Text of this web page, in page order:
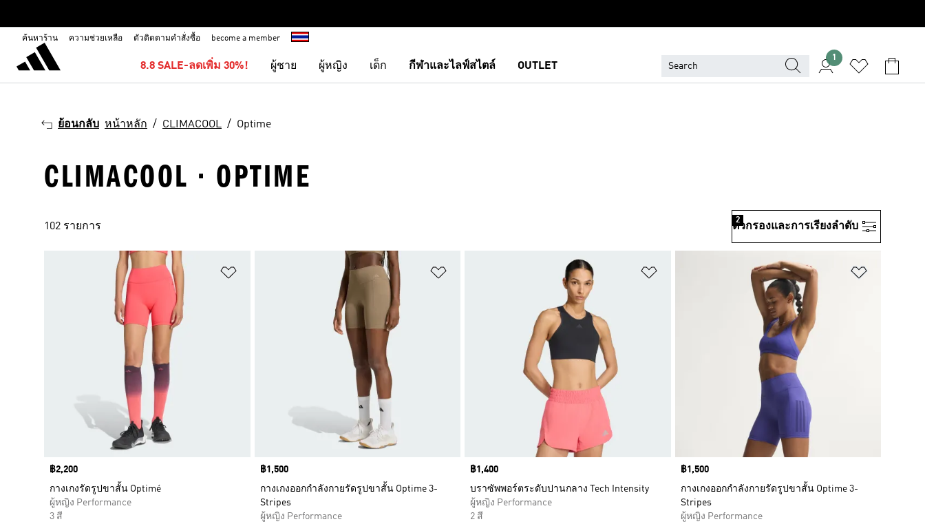
ค้นหาร้าน ความช่วยเหลือ ตัวติดตามคำสั่งซื้อ become a member
8.8 SALE-ลดเพิ่ม 30%! ผู้ชาย ผู้หญิง เด็ก กีฬาและไลฟ์สไตล์ OUTLET
1
ย้อนกลับ หน้าหลัก CLIMACOOL Optime
CLIMACOOL · OPTIME
102 รายการ ตัวกรองและการเรียงลําดับ
2
เพิ่มไปยังรายการสินค้าโปรด
Price
฿2,200
กางเกงรัดรูปขาสั้น Optimé
ผู้หญิง Performance
3 สี
เพิ่มไปยังรายการสินค้าโปรด
Price
฿1,500
กางเกงออกกำลังกายรัดรูปขาสั้น Optime 3-
Stripes
ผู้หญิง Performance
เพิ่มไปยังรายการสินค้าโปรด
Price
฿1,400
บราซัพพอร์ตระดับปานกลาง Tech Intensity
ผู้หญิง Performance
2 สี
Price
฿1,500
กางเกงออกกำลังกายรัดรูปขาสั้น Optime 3-
Stripes
ผู้หญิง Performance